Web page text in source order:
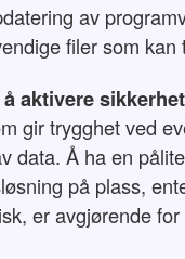
av
filer som kan
aktivere
gir trygghet ved
data. Å ha en
på plass,
er avgjørende